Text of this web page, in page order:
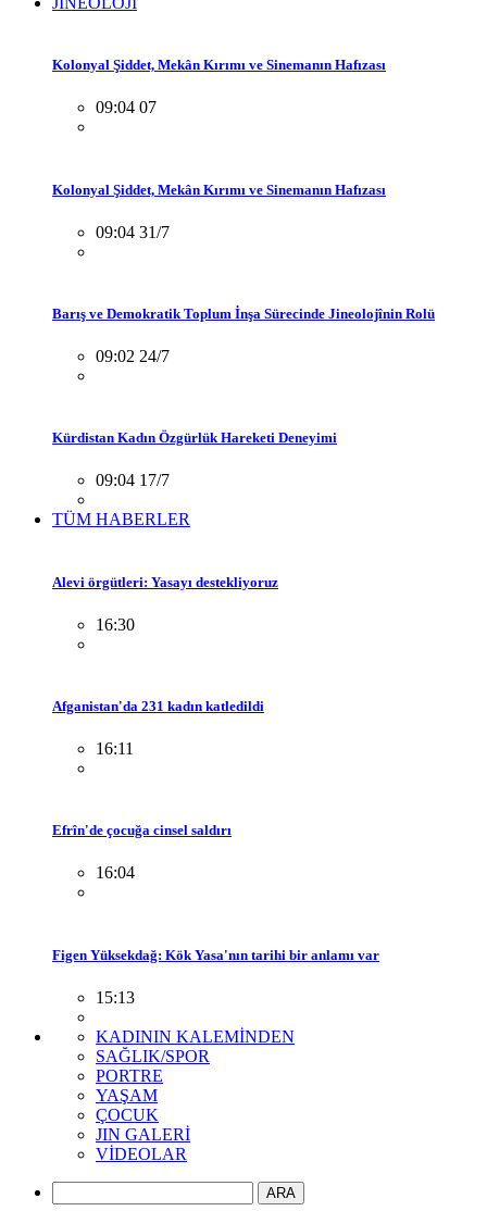
Kolonyal Şiddet, Mekân Kırımı ve Sinemanın Hafızası
09:04 07
Kolonyal Şiddet, Mekân Kırımı ve Sinemanın Hafızası
09:04 31/7
Barış ve Demokratik Toplum İnşa Sürecinde Jineolojînin Rolü
09:02 24/7
Kürdistan Kadın Özgürlük Hareketi Deneyimi
09:04 17/7
TÜM HABERLER
Alevi örgütleri: Yasayı destekliyoruz
16:30
Afganistan'da 231 kadın katledildi
16:11
Efrîn'de çocuğa cinsel saldırı
16:04
Figen Yüksekdağ: Kök Yasa'nın tarihi bir anlamı var
15:13
KADININ KALEMİNDEN
SAĞLIK/SPOR
PORTRE
YAŞAM
ÇOCUK
JIN GALERİ
VİDEOLAR
ARA